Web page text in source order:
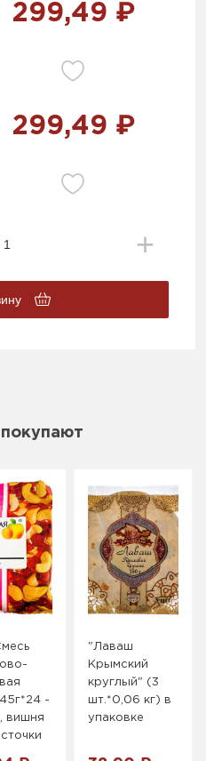
299,49 ₽
299,49 ₽
-
вишня
"Лаваш
Крымский
круглый" (3
шт.*0,06 кг) в
упаковке